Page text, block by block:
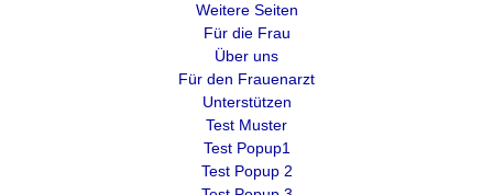
Weitere Seiten
Für die Frau
Über uns
Für den Frauenarzt
Unterstützen
Test Muster
Test Popup1
Test Popup 2